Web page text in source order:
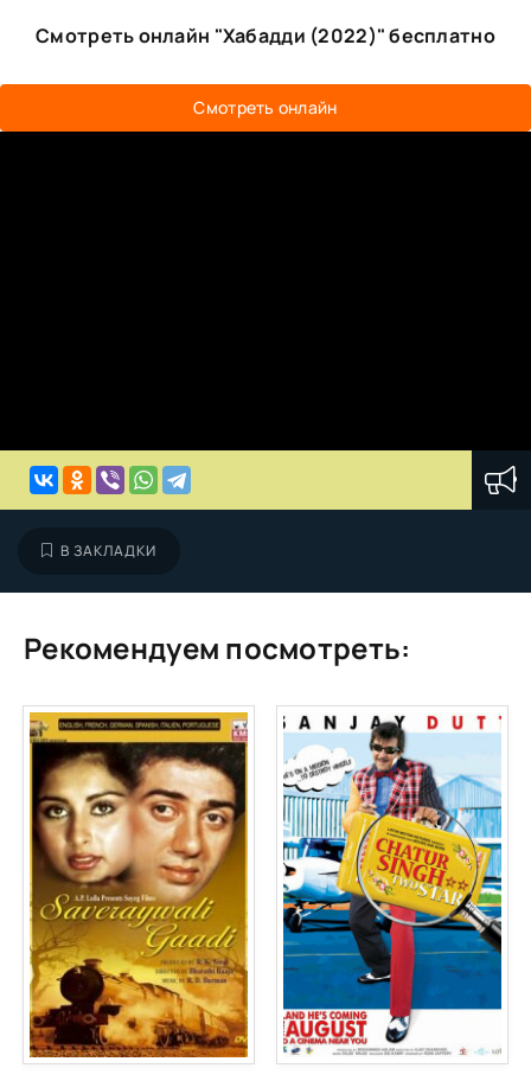
Смотреть онлайн "Хабадди (2022)" бесплатно
Смотреть онлайн
В ЗАКЛАДКИ
Рекомендуем посмотреть: